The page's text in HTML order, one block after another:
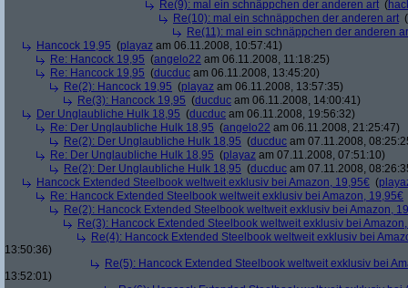
Re(9): mal ein schnäppchen der anderen art (
Re(10): mal ein schnäppchen der anderen art (
Re(11): mal ein schnäppchen der anderen
Hancock 19,95 (playaz am 06.11.2008, 10:57:41)
Re: Hancock 19,95 (angelo22 am 06.11.2008, 11:18:25)
Re: Hancock 19,95 (ducduc am 06.11.2008, 13:45:20)
Re(2): Hancock 19,95 (playaz am 06.11.2008, 13:57:35)
Re(3): Hancock 19,95 (ducduc am 06.11.2008, 14:00:41)
Der Unglaubliche Hulk 18,95 (ducduc am 06.11.2008, 19:56:32)
Re: Der Unglaubliche Hulk 18,95 (angelo22 am 06.11.2008, 21:25:47)
Re(2): Der Unglaubliche Hulk 18,95 (ducduc am 07.11.2008,
Re: Der Unglaubliche Hulk 18,95 (playaz am 07.11.2008, 07:51:10)
Re(2): Der Unglaubliche Hulk 18,95 (ducduc am 07.11.2008,
Hancock Extended Steelbook weltweit exklusiv bei Amazon, 19,95€ (
Re: Hancock Extended Steelbook weltweit exklusiv bei Amazon, 19,95€
Re(2): Hancock Extended Steelbook weltweit exklusiv bei Amazon,
Re(3): Hancock Extended Steelbook weltweit exklusiv bei
Re(4): Hancock Extended Steelbook weltweit exklusiv bei
13:50:36)
Re(5): Hancock Extended Steelbook weltweit exklusiv bei
13:52:01)